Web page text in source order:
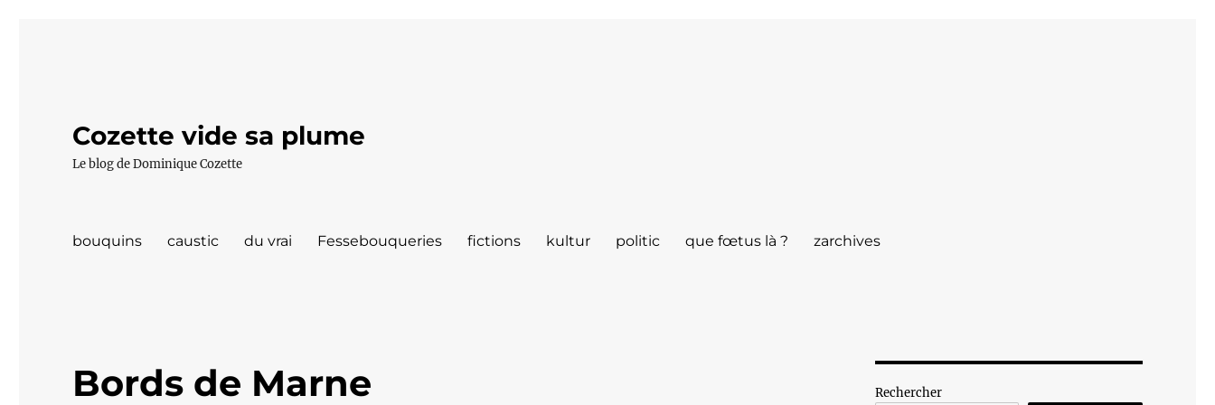
Cozette vide sa plume
Le blog de Dominique Cozette
bouquins caustic du vrai Fessebouqueries fictions kultur politic que fœtus là ? zarchives
Bords de Marne Rechercher